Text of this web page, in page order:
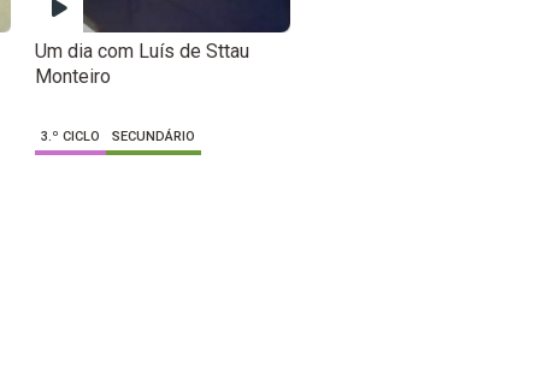
Um dia com Luís de Sttau
Monteiro
3.º CICLO SECUNDÁRIO